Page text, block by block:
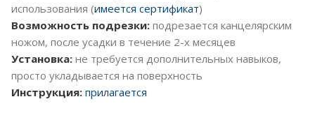
использования (имеется сертификат)
Возможность подрезки: подрезается канцелярским
ножом, после усадки в течение 2-х месяцев
Установка: не требуется дополнительных навыков,
просто укладывается на поверхность
Инструкция: прилагается